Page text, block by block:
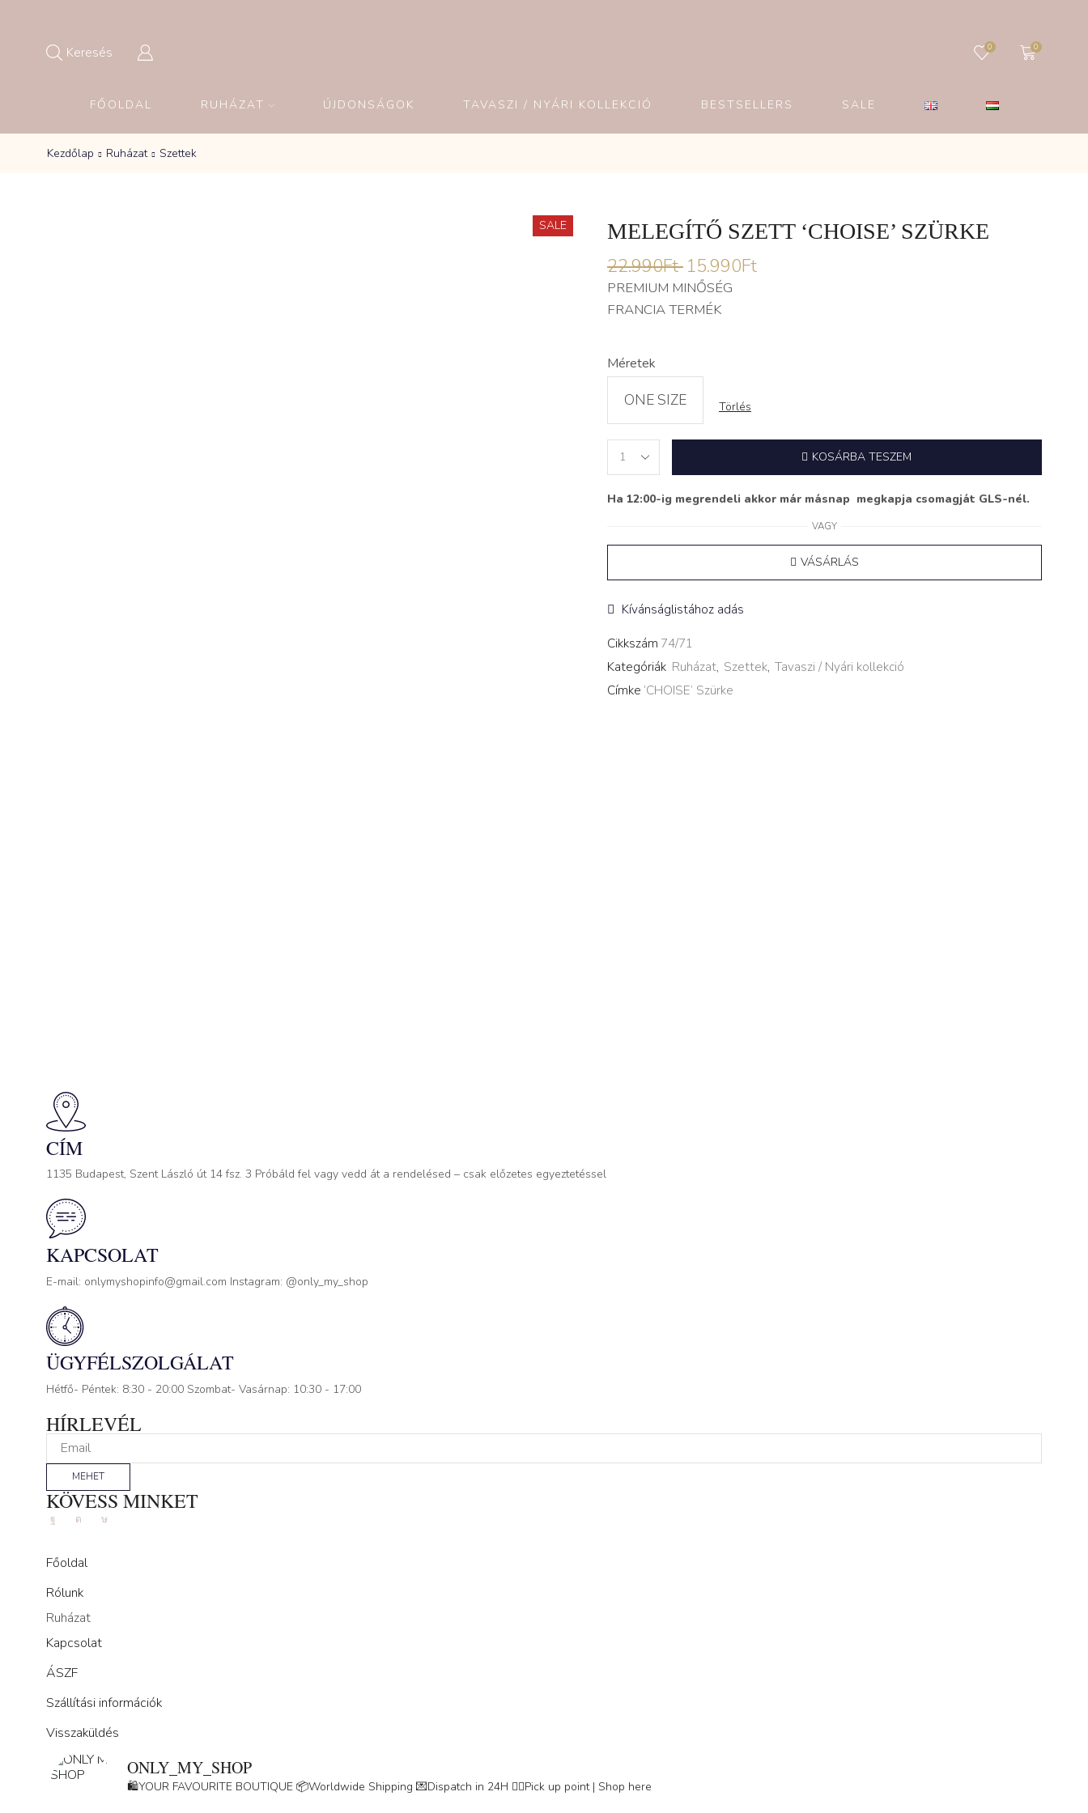
Keresés 0 0
FŐOLDAL RUHÁZAT ÚJDONSÁGOK TAVASZI / NYÁRI KOLLEKCIÓ BESTSELLERS SALE
Kezdőlap Ruházat Szettek
SALE MELEGÍTŐ SZETT ‘CHOISE’ SZÜRKE
22.990Ft 15.990Ft
PREMIUM MINŐSÉG
FRANCIA TERMÉK
Méretek
ONE SIZE Törlés
Melegítő
‘CHOISE’
KOSÁRBA TESZEM
Ha 12:00-ig megrendeli akkor már másnap megkapja csomagját GLS-nél.
VAGY
VÁSÁRLÁS
Kívánságlistához adás
Cikkszám 74/71
Kategóriák Ruházat, Szettek, Tavaszi / Nyári kollekció
Címke ‘CHOISE’ Szürke
CÍM
1135 Budapest, Szent László út 14 fsz. 3 Próbáld fel vagy vedd át a rendelésed – csak előzetes egyeztetéssel
KAPCSOLAT
E-mail: onlymyshopinfo@gmail.com Instagram: @only_my_shop
ÜGYFÉLSZOLGÁLAT
Hétfő- Péntek: 8:30 - 20:00 Szombat- Vasárnap: 10:30 - 17:00
HÍRLEVÉL
MEHET
KÖVESS MINKET
FacebookInstagram
Tik-
Főoldal
Rólunk
Ruházat
Kapcsolat
ÁSZF
Szállítási információk
Visszaküldés
ONLY_MY_SHOP
🛍️YOUR FAVOURITE BOUTIQUE 📦Worldwide Shipping 💌Dispatch in 24H 👇🏽Pick up point | Shop here